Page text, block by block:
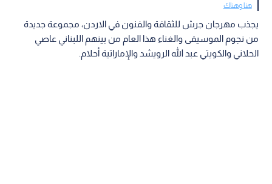
هنا وهناك
يجذب مهرجان جرش للثقافة والفنون في الاردن، مجموعة جديدة
من نجوم الموسيقى والغناء هذا العام من بينهم اللبناني عاصي
الحلاني والكويتي عبد الله الرويشد والإماراتية أحلام.